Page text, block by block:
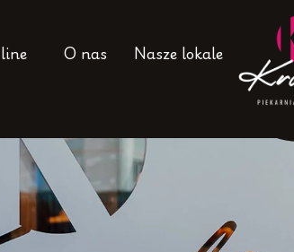
O nas Nasze lokale